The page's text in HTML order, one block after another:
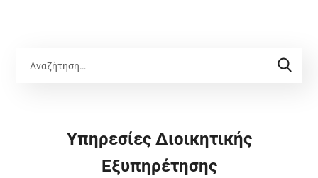
Υπηρεσίες Διοικητικής
Εξυπηρέτησης